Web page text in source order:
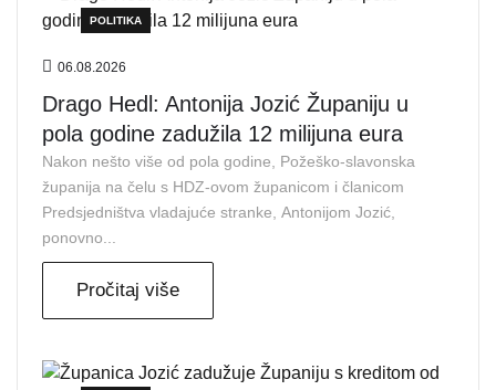
POLITIKA
06.08.2026
Drago Hedl: Antonija Jozić Županiju u
pola godine zadužila 12 milijuna eura
Nakon nešto više od pola godine, Požeško-slavonska
županija na čelu s HDZ-ovom županicom i članicom
Predsjedništva vladajuće stranke, Antonijom Jozić,
ponovno...
Pročitaj više